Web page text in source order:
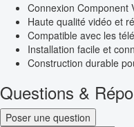
Connexion Component
Haute qualité vidéo et
Compatible avec les
Installation facile et
Construction durable
Questions &
Poser une question